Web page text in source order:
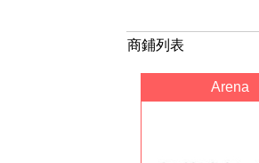
商鋪列表
Arena